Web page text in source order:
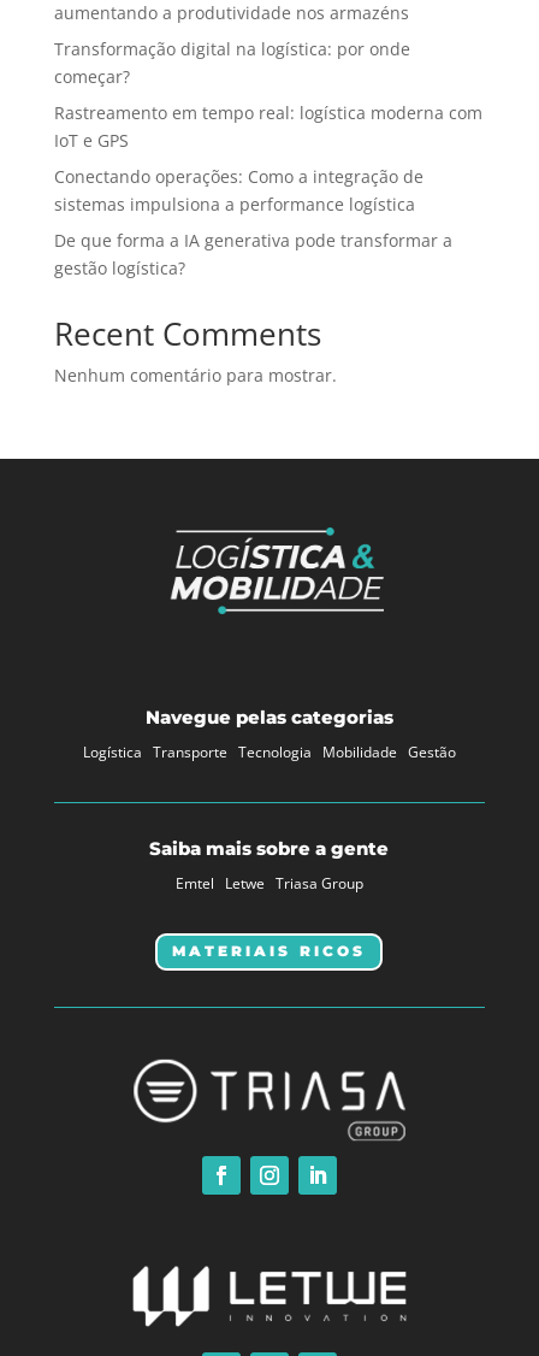
aumentando a produtividade nos armazéns
Transformação digital na logística: por onde
começar?
Rastreamento em tempo real: logística moderna com
IoT e GPS
Conectando operações: Como a integração de
sistemas impulsiona a performance logística
De que forma a IA generativa pode transformar a
gestão logística?
Recent Comments
Nenhum comentário para mostrar.
Navegue pelas categorias
Logística Transporte Tecnologia Mobilidade Gestão
Saiba mais sobre a gente
Emtel Letwe Triasa Group
MATERIAIS RICOS